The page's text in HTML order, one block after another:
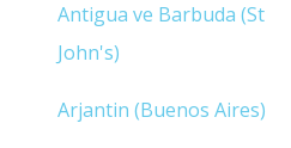
Antigua ve Barbuda (St
John's)
Arjantin (Buenos Aires)